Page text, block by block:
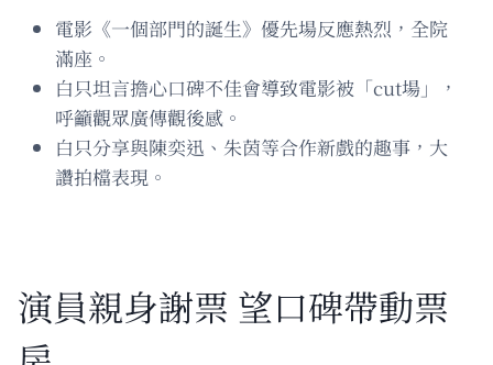
電影《一個部門的誕生》優先場反應熱烈，全院
滿座。
白只坦言擔心口碑不佳會導致電影被「cut場」，
呼籲觀眾廣傳觀後感。
白只分享與陳奕迅、朱茵等合作新戲的趣事，大
讚拍檔表現。
演員親身謝票 望口碑帶動票